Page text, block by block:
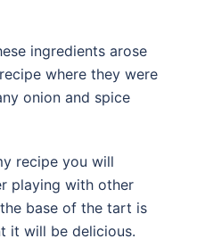
ingredients arose
where they were
onion and spice
recipe you will
playing with other
base of the tart is
it will be delicious.